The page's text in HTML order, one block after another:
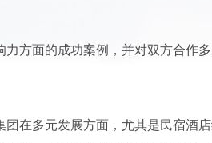
方面的成功案例，并对双方合作
在多元发展方面，尤其是民宿酒